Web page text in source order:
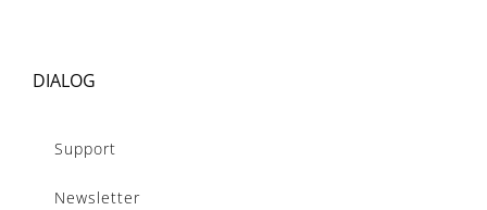
DIALOG
Support
Newsletter